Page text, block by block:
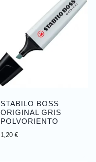
STABILO BOSS
ORIGINAL GRIS
POLVORIENTO
1,20 €